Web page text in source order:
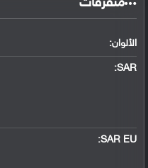
متفرقات
الألوان:
SAR
:
SAR EU: